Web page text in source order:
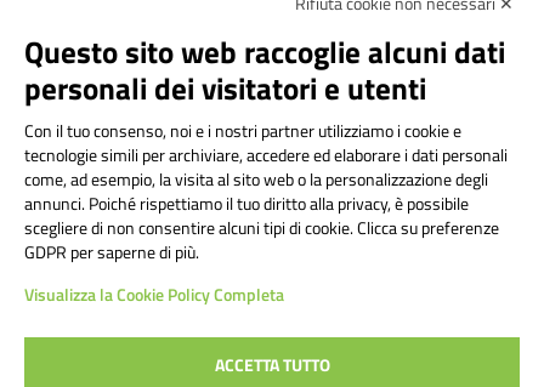
Albo onlinePrivacy Policy
Dichiarazione di accessibilità
Note Legali
Istituto Comprensivo Bricherasio
Via Cesare Bollea n. 3 - 10064 Bricherasio (TO) | P.E.O.:
toic84200d@istruzione.it | P.E.C.:
toic84200d@pec.istruzione.it
Codice Fiscale: 94544620019 | Cod. Meccanografico:
TOIC84200D | Codice IPA: istsc_toic84200d | Codice
Univoco: UFYI9M
Questo sito web raccoglie alcuni dati
personali dei visitatori e utenti
Con il tuo consenso, noi e i nostri partner utilizziamo i cookie e
tecnologie simili per archiviare, accedere ed elaborare i dati personali
come, ad esempio, la visita al sito web o la personalizzazione degli
annunci. Poiché rispettiamo il tuo diritto alla privacy, è possibile
scegliere di non consentire alcuni tipi di cookie. Clicca su preferenze
GDPR per saperne di più.
Visualizza la Cookie Policy Completa
ACCETTA TUTTO